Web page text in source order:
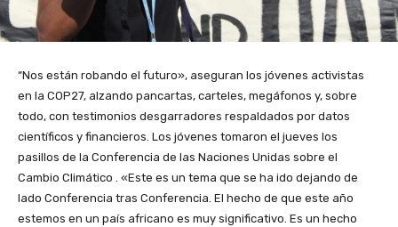
“Nos están robando el futuro», aseguran los jóvenes activistas
en la COP27, alzando pancartas, carteles, megáfonos y, sobre
todo, con testimonios desgarradores respaldados por datos
científicos y financieros. Los jóvenes tomaron el jueves los
pasillos de la Conferencia de las Naciones Unidas sobre el
Cambio Climático . «Este es un tema que se ha ido dejando de
lado Conferencia tras Conferencia. El hecho de que este año
estemos en un país africano es muy significativo. Es un hecho